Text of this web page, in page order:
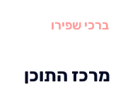
ברכי שפירו
מרכז התוכן